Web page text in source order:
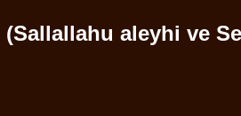
(Sallallahu aleyhi ve